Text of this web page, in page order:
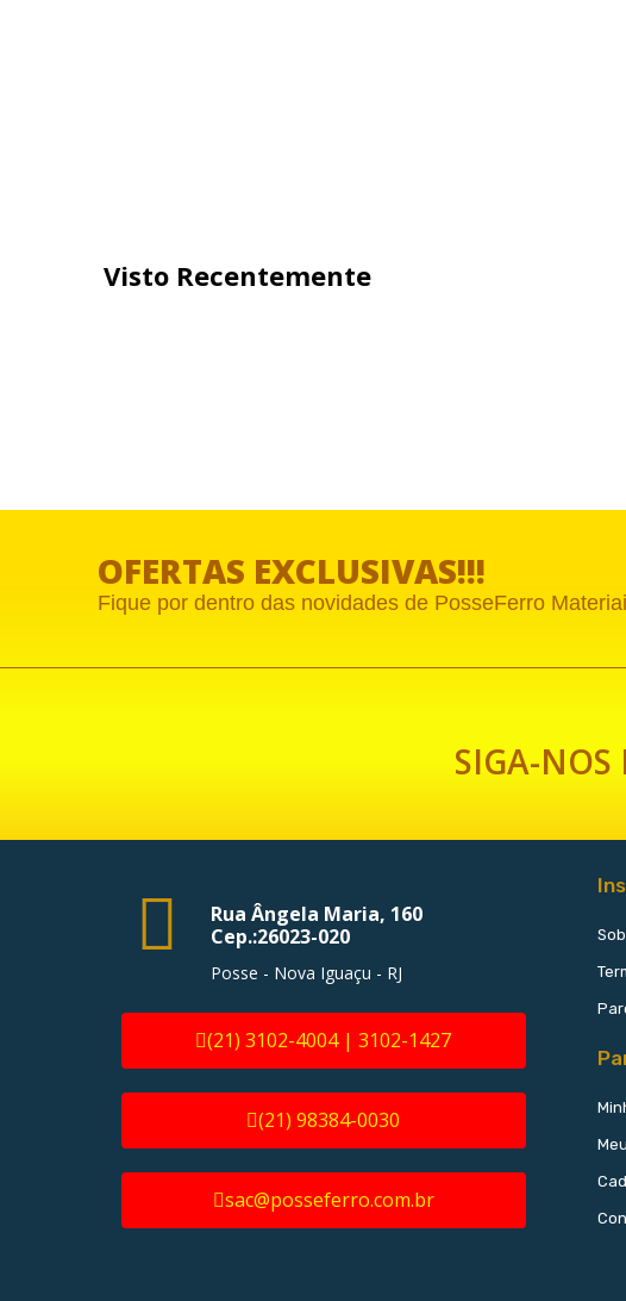
Visto Recentemente
OFERTAS EXCLUSIVAS!!!
Fique por dentro das novidades de PosseFerro
SIGA-NOS
Rua Ângela Maria, 160
Cep.:26023-020
Posse - Nova Iguaçu - RJ
(21) 3102-4004 | 3102-1427
(21) 98384-0030
sac@posseferro.com.br